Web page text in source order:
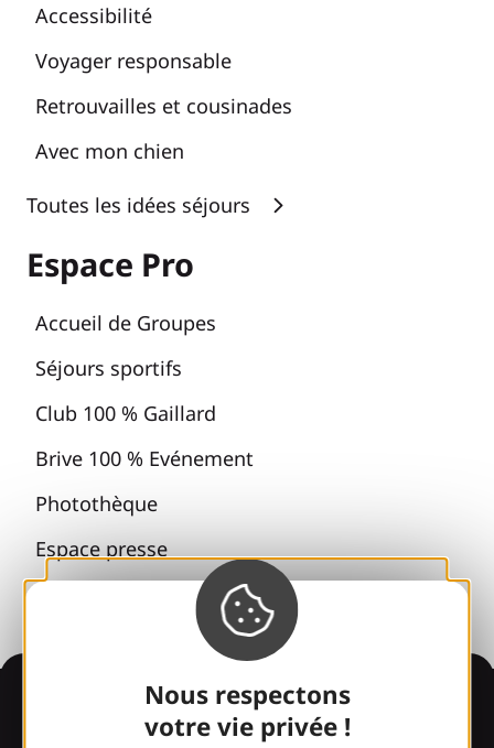
Nous respectons
votre vie privée !
Accessibilité
Voyager responsable
Retrouvailles et cousinades
Avec mon chien
Toutes les idées séjours
Espace Pro
Accueil de Groupes
Séjours sportifs
Club 100 % Gaillard
Brive 100 % Evénement
Photothèque
Espace presse
Informations